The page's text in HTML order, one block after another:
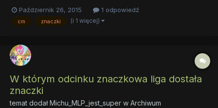
Październik 26, 2015 1 odpowiedź
cm znaczki (i 1 więcej)
W którym odcinku znaczkowa liga dostała
znaczki
temat dodałMichu_MLP_jest_super w Archiwum